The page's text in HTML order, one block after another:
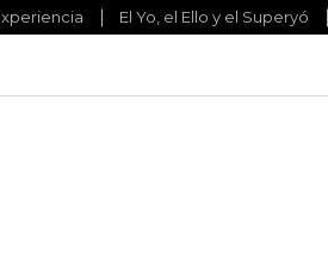
El Yo, el Ello y el Superyó